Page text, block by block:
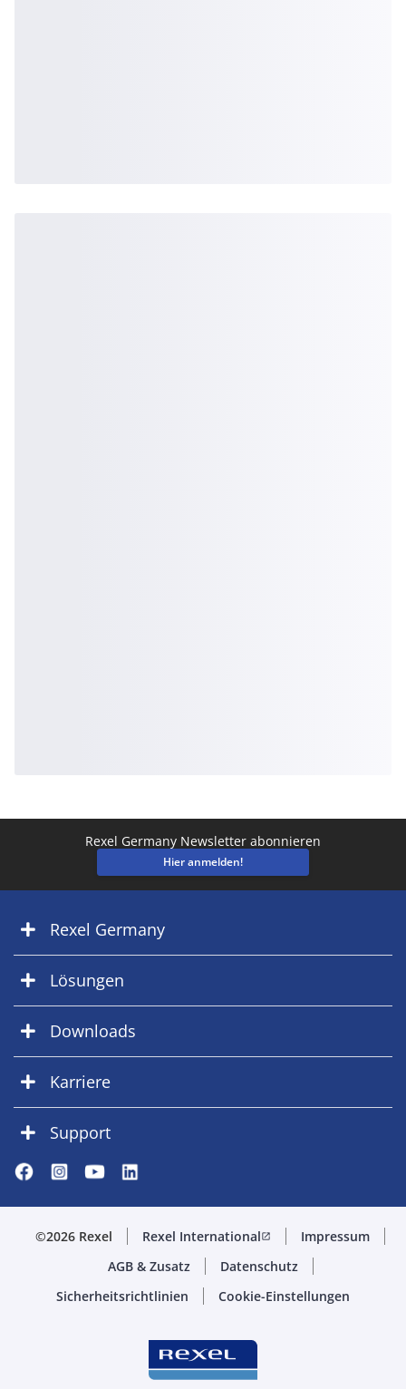
Rexel Germany Newsletter abonnieren
Hier anmelden!
Rexel Germany
Lösungen
Downloads
Karriere
Support
©2026 Rexel Rexel Internationalopen_in_new
Impressum
AGB & Zusatz
Datenschutz
Sicherheitsrichtlinien
Cookie-Einstellungen